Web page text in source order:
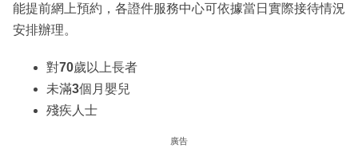
能提前網上預約，各證件服務中心可依據當日實際接待情況
安排辦理。
對70歲以上長者
未滿3個月嬰兒
殘疾人士
廣告